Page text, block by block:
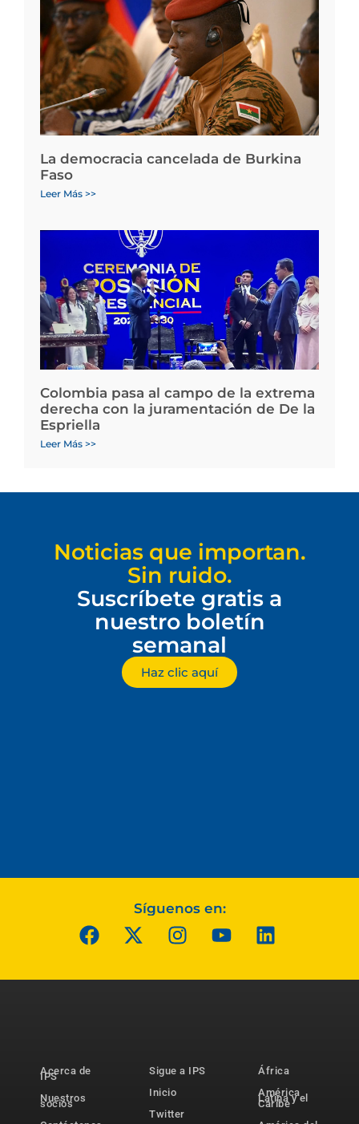
La democracia cancelada de Burkina
Faso
Leer Más >>
Colombia pasa al campo de la extrema
derecha con la juramentación de De la
Espriella
Leer Más >>
Noticias que importan.
Sin ruido.
Suscríbete gratis a
nuestro boletín
semanal
Haz clic aquí
Síguenos en:
Acerca de
IPS
Nuestros
socios
Sigue a IPS
Inicio
Twitter
África
América
Latina y el
Caribe